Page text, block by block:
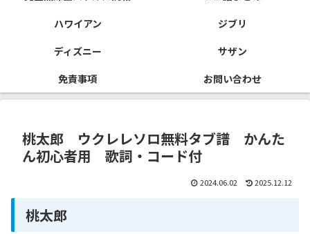
ハワイアン
ジブリ
ディズニー
サザン
免責事項
お問い合わせ
桃太郎 ウクレレソロ無料タブ譜 かんた
ん初心者用 歌詞・コード付
2024.06.02 2025.12.12
桃太郎